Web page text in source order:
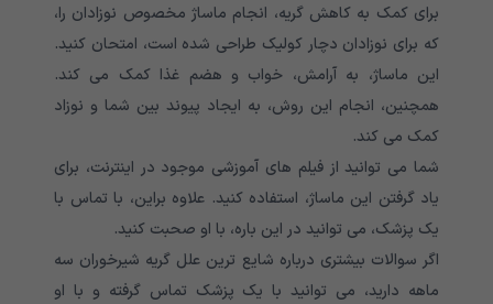
برای کمک به کاهش گریه، انجام ماساژ مخصوص نوزادان را،
که برای نوزادان دچار کولیک طراحی شده است، امتحان کنید.
این ماساژ، به آرامش، خواب و هضم غذا کمک می کند.
همچنین، انجام این روش، به ایجاد پیوند بین شما و نوزاد
کمک می کند.
شما می توانید از فیلم های ‌آموزشی موجود در اینترنت، برای
یاد گرفتن این‌ ماساژ، استفاده کنید. علاوه براین، با تماس با
یک‌ پزشک، می توانید در این باره، با او صحبت کنید.
اگر سوالات بیشتری درباره شایع ترین علل گریه شیرخوران سه
ماهه دارید، می توانید با یک پزشک تماس گرفته و با او